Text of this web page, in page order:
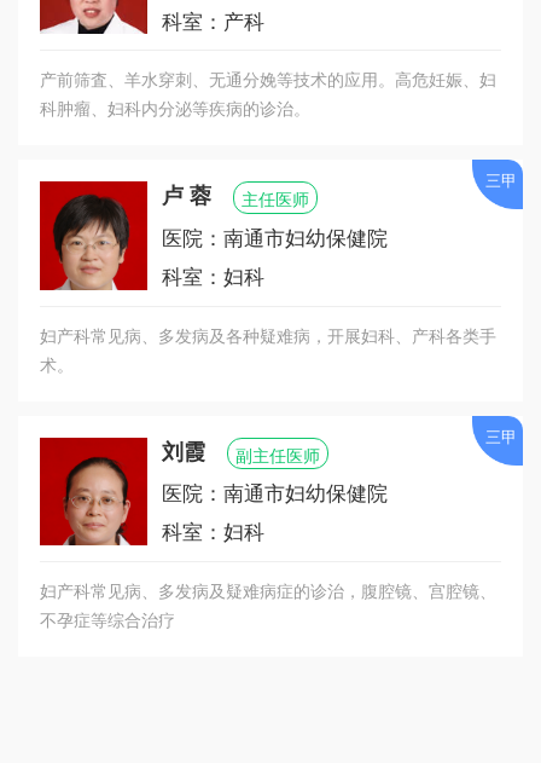
科室：产科
产前筛査、羊水穿刺、无通分娩等技术的应用。高危妊娠、妇
科肿瘤、妇科内分泌等疾病的诊治。
卢 蓉 主任医师
医院：南通市妇幼保健院
科室：妇科
妇产科常见病、多发病及各种疑难病，开展妇科、产科各类手
术。
三甲
刘霞 副主任医师
医院：南通市妇幼保健院
科室：妇科
妇产科常见病、多发病及疑难病症的诊治，腹腔镜、宫腔镜、
不孕症等综合治疗
三甲